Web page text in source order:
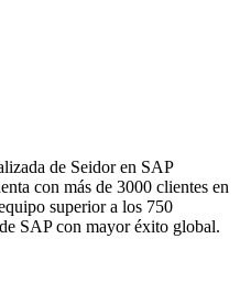
de Seidor en SAP
con más de 3000 clientes en
superior a los 750
SAP con mayor éxito global.